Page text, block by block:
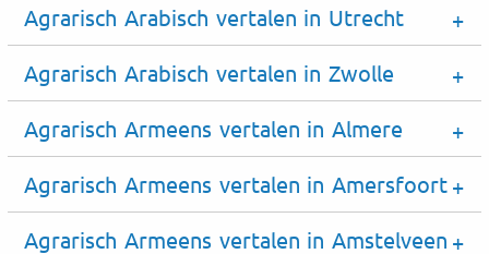
Agrarisch Arabisch vertalen in Utrecht
Agrarisch Arabisch vertalen in Zwolle
Agrarisch Armeens vertalen in Almere
Agrarisch Armeens vertalen in Amersfoort
Agrarisch Armeens vertalen in Amstelveen